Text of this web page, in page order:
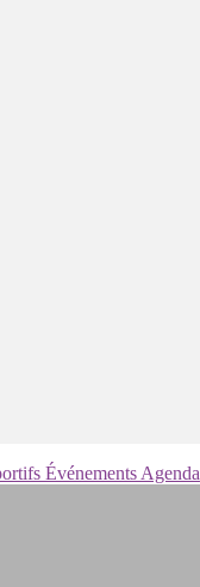
Événements Agenda